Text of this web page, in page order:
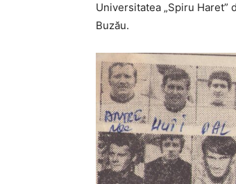
Universitatea „Spiru
Buzău.